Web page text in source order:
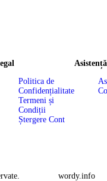
Politica de
Confidențialitate
Termeni și
Condiții
Ștergere Cont
Asistență
wordy.info